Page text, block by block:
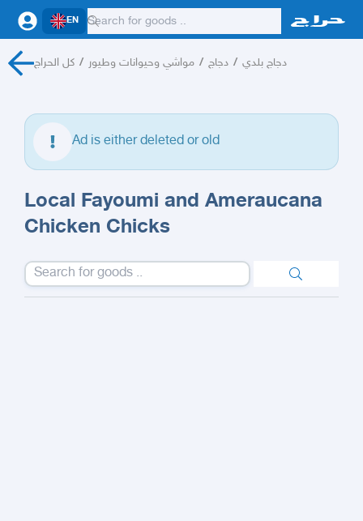
EN
كل الحراج / مواشي وحيوانات وطيور / دجاج / دجاج بلدي
Ad is either deleted or old
Local Fayoumi and Ameraucana
Chicken Chicks